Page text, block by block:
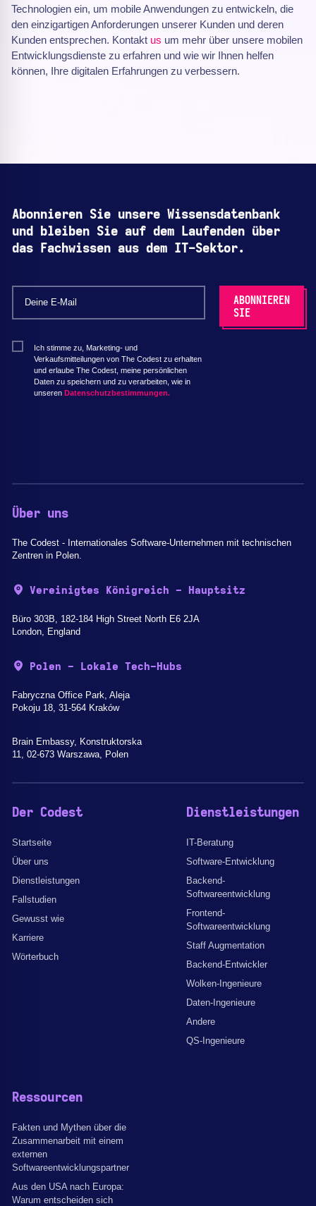
Technologien ein, um mobile Anwendungen zu entwickeln, die
den einzigartigen Anforderungen unserer Kunden und deren
Kunden entsprechen. Kontakt us um mehr über unsere mobilen
Entwicklungsdienste zu erfahren und wie wir Ihnen helfen
können, Ihre digitalen Erfahrungen zu verbessern.
Abonnieren Sie unsere Wissensdatenbank
und bleiben Sie auf dem Laufenden über
das Fachwissen aus dem IT-Sektor.
Ich stimme zu, Marketing- und
Verkaufsmitteilungen von The Codest zu erhalten
und erlaube The Codest, meine persönlichen
Daten zu speichern und zu verarbeiten, wie in
unseren Datenschutzbestimmungen.
Über uns
The Codest - Internationales Software-Unternehmen mit technischen
Zentren in Polen.
Vereinigtes Königreich - Hauptsitz
Büro 303B, 182-184 High Street North E6 2JA
London, England
Polen - Lokale Tech-Hubs
Fabryczna Office Park, Aleja
Pokoju 18, 31-564 Kraków
Brain Embassy, Konstruktorska
11, 02-673 Warszawa, Polen
Der Codest
Startseite
Über uns
Dienstleistungen
Fallstudien
Gewusst wie
Karriere
Wörterbuch
Dienstleistungen
IT-Beratung
Software-Entwicklung
Backend-
Softwareentwicklung
Frontend-
Softwareentwicklung
Staff Augmentation
Backend-Entwickler
Wolken-Ingenieure
Daten-Ingenieure
Andere
QS-Ingenieure
Ressourcen
Fakten und Mythen über die
Zusammenarbeit mit einem
externen
Softwareentwicklungspartner
Aus den USA nach Europa:
Warum entscheiden sich